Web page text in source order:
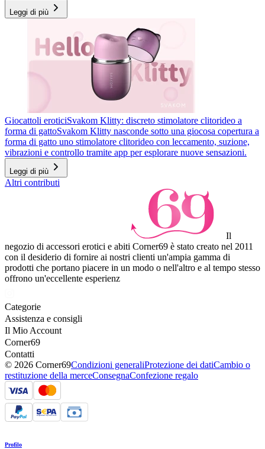
Leggi di più
Giocattoli eroticiSvakom Klitty: discreto stimolatore clitorideo a
forma di gattoSvakom Klitty nasconde sotto una giocosa copertura a
forma di gatto uno stimolatore clitorideo con leccamento, suzione,
vibrazioni e controllo tramite app per esplorare nuove sensazioni.
Leggi di più
Altri contributi
Il
negozio di accessori erotici e abiti Corner69 è stato creato nel 2011
con il desiderio di fornire ai nostri clienti un'ampia gamma di
prodotti che portano piacere in un modo o nell'altro e al tempo stesso
offrono un'eccellente esperienz
Categorie
Assistenza e consigli
Il Mio Account
Corner69
Contatti
© 2026 Corner69Condizioni generaliProtezione dei datiCambio o
restituzione della merceConsegnaConfezione regalo
Profilo